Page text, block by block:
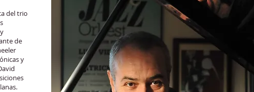
del trio
de
y